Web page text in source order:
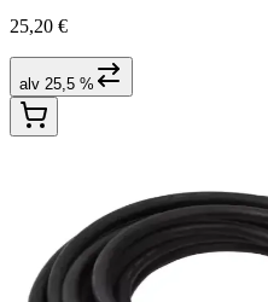
25,20 €
alv 25,5 %